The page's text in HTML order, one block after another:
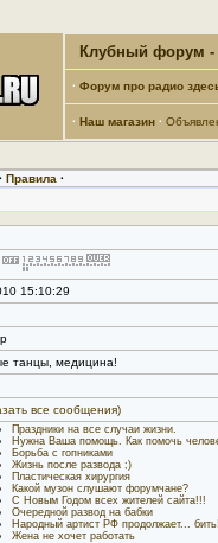
Клубный форум -
· Форум про радио
· Наш магазин ·
· Правила ·
15:10:29
танцы, медицина!
все сообщения)
Праздники на все случаи жизни.
Нужна Ваша помощь. Как помочь
Борьба с гопниками
Жизнь после развода ;)
Пластическая хирургия
Какой музон слушают форумчане?
C Новым Годом всех жителей сайта!!!
Очередной развод на бабки
Народный артист РФ продолжает...
Жена не хочет работать